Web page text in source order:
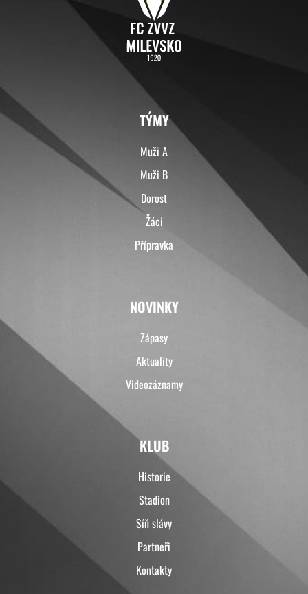
TÝMY
Muži A
Muži B
Dorost
Žáci
Přípravka
NOVINKY
Zápasy
Aktuality
Videozáznamy
KLUB
Historie
Stadion
Síň slávy
Partneři
Kontakty